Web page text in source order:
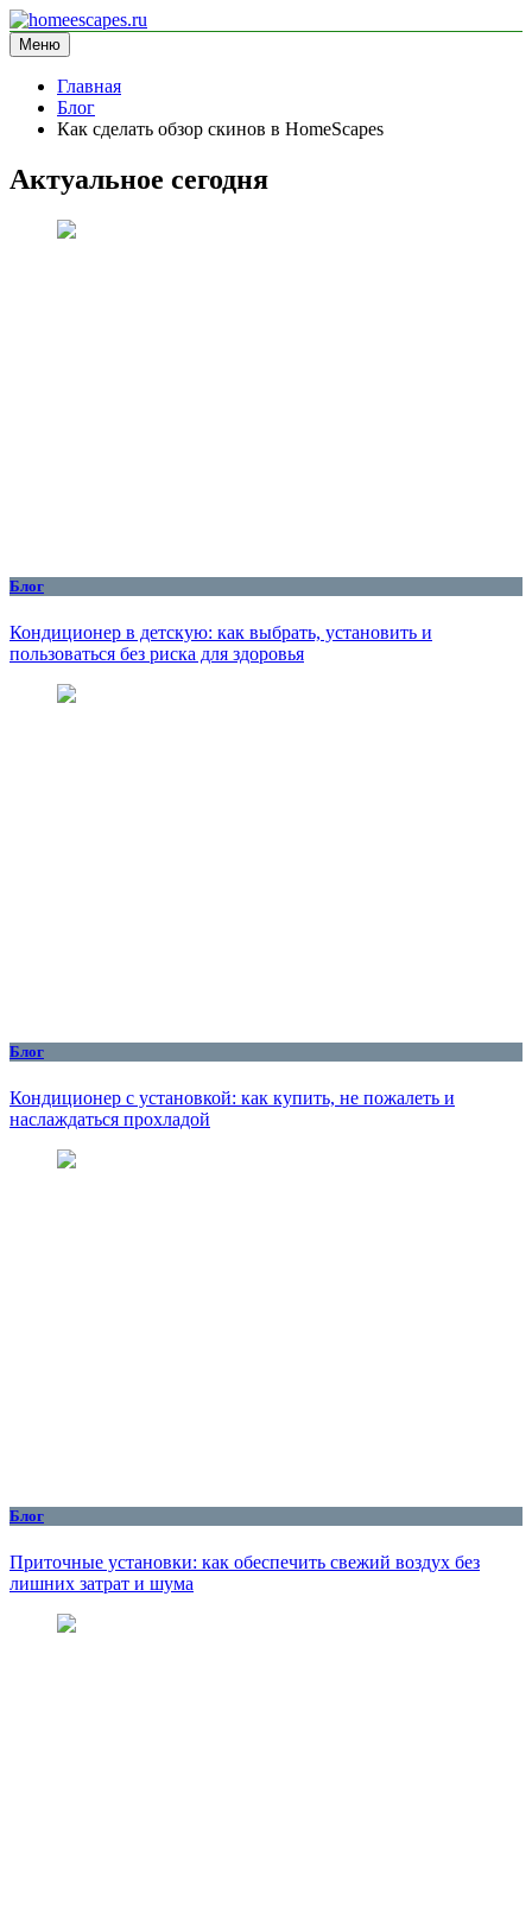
Перейти
к
содержимому
homeescapes.ru
информационный сайт
Меню
Главная
Блог
Как сделать обзор скинов в HomeScapes
Актуальное сегодня
Блог
Кондиционер в детскую: как выбрать, установить и
пользоваться без риска для здоровья
Блог
Кондиционер с установкой: как купить, не пожалеть и
наслаждаться прохладой
Блог
Приточные установки: как обеспечить свежий воздух без
лишних затрат и шума